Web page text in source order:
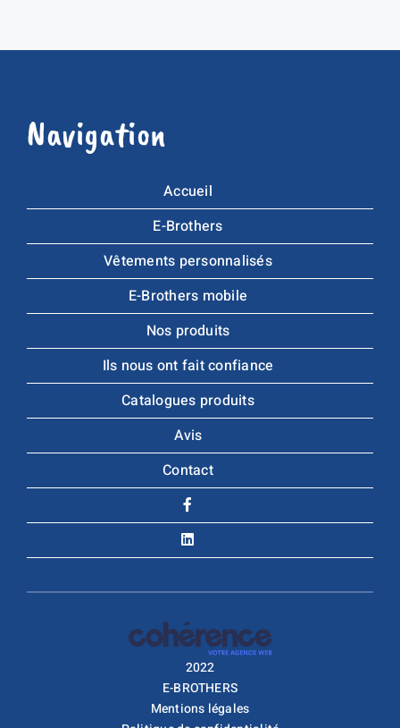
Navigation
Accueil
E-Brothers
Vêtements personnalisés
E-Brothers mobile
Nos produits
Ils nous ont fait confiance
Catalogues produits
Avis
Contact
2022
E-BROTHERS
Mentions légales